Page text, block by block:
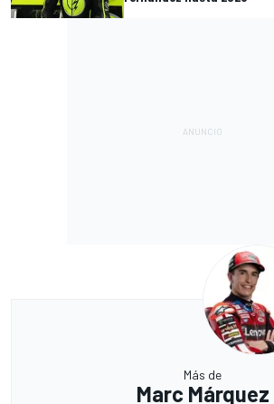
Más de
Marc Márquez